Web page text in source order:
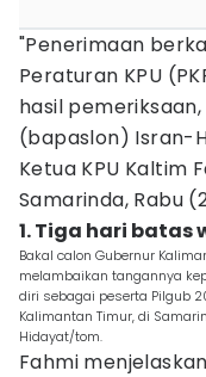
"Penerimaan
Peraturan KPU
hasil
(bapaslon) Isran-
Ketua KPU Kaltim
Samarinda, Rabu
1. Tiga hari
Bakal calon Gubernur
melambaikan tangannya
diri sebagai peserta Pilgub
Kalimantan Timur, di
Hidayat/tom.
Fahmi